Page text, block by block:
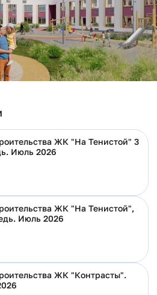
ЖК "На Тенистой" 3
Июль 2026
ЖК "На Тенистой",
Июль 2026
ЖК "Контрасты".